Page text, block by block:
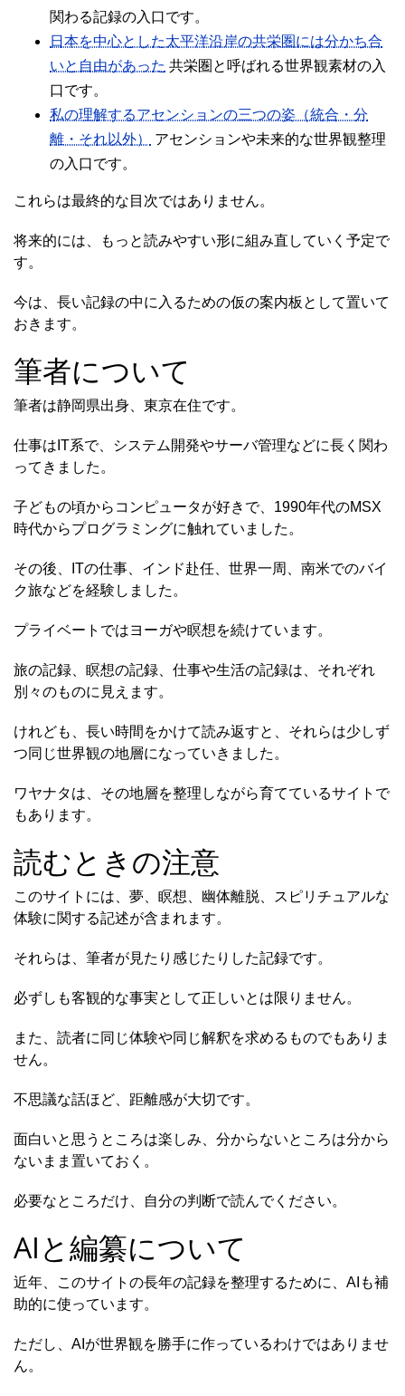
関わる記録の入口です。
日本を中心とした太平洋沿岸の共栄圏には分かち合
いと自由があった 共栄圏と呼ばれる世界観素材の入
口です。
私の理解するアセンションの三つの姿（統合・分
離・それ以外）
アセンションや未来的な世界観整理
の入口です。
これらは最終的な目次ではありません。
将来的には、もっと読みやすい形に組み直していく予定で
す。
今は、長い記録の中に入るための仮の案内板として置いて
おきます。
筆者について
筆者は静岡県出身、東京在住です。
仕事はIT系で、システム開発やサーバ管理などに長く関わ
ってきました。
子どもの頃からコンピュータが好きで、1990年代のMSX
時代からプログラミングに触れていました。
その後、ITの仕事、インド赴任、世界一周、南米でのバイ
ク旅などを経験しました。
プライベートではヨーガや瞑想を続けています。
旅の記録、瞑想の記録、仕事や生活の記録は、それぞれ
別々のものに見えます。
けれども、長い時間をかけて読み返すと、それらは少しず
つ同じ世界観の地層になっていきました。
ワヤナタは、その地層を整理しながら育てているサイトで
もあります。
読むときの注意
このサイトには、夢、瞑想、幽体離脱、スピリチュアルな
体験に関する記述が含まれます。
それらは、筆者が見たり感じたりした記録です。
必ずしも客観的な事実として正しいとは限りません。
また、読者に同じ体験や同じ解釈を求めるものでもありま
せん。
不思議な話ほど、距離感が大切です。
面白いと思うところは楽しみ、分からないところは分から
ないまま置いておく。
必要なところだけ、自分の判断で読んでください。
AIと編纂について
近年、このサイトの長年の記録を整理するために、AIも補
助的に使っています。
ただし、AIが世界観を勝手に作っているわけではありませ
ん。